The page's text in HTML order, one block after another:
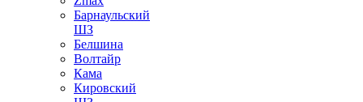
Барнаульский
ШЗ
Белшина
Волтайр
Кама
Кировский